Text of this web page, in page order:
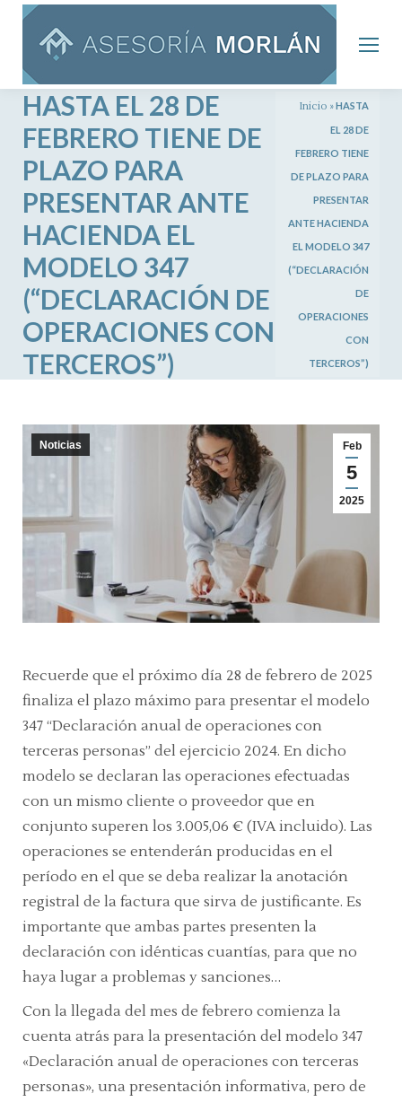
HASTA EL 28 DE
FEBRERO TIENE DE
PLAZO PARA
PRESENTAR ANTE
HACIENDA EL
MODELO 347
(“DECLARACIÓN DE
OPERACIONES CON
TERCEROS”)
Inicio »HASTA
EL 28 DE
FEBRERO TIENE
DE PLAZO PARA
PRESENTAR
ANTE HACIENDA
EL MODELO 347
(“DECLARACIÓN
DE
OPERACIONES
CON
TERCEROS”)
Feb
5
2025
Noticias
Recuerde que el próximo día 28 de febrero de 2025
finaliza el plazo máximo para presentar el modelo
347 “Declaración anual de operaciones con
terceras personas” del ejercicio 2024. En dicho
modelo se declaran las operaciones efectuadas
con un mismo cliente o proveedor que en
conjunto superen los 3.005,06 € (IVA incluido). Las
operaciones se entenderán producidas en el
período en el que se deba realizar la anotación
registral de la factura que sirva de justificante. Es
importante que ambas partes presenten la
declaración con idénticas cuantías, para que no
haya lugar a problemas y sanciones…
Con la llegada del mes de febrero comienza la
cuenta atrás para la presentación del modelo 347
«Declaración anual de operaciones con terceras
personas», una presentación informativa, pero de